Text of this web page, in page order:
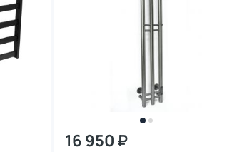
16 950 ₽